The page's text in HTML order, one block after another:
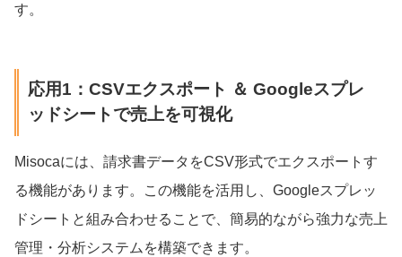
す。
応用1：CSVエクスポート ＆ Googleスプレ
ッドシートで売上を可視化
Misocaには、請求書データをCSV形式でエクスポートす
る機能があります。この機能を活用し、Googleスプレッ
ドシートと組み合わせることで、簡易的ながら強力な売上
管理・分析システムを構築できます。